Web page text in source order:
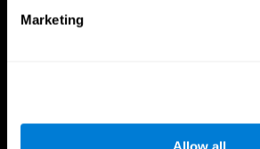
Marketing